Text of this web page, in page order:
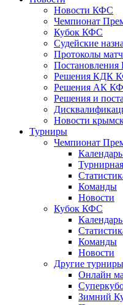
Новости КФС
Чемпионат
Кубок КФС
Судейские
Протоколы
Решения КДК
Решения АК
Решения и
Новости
Турниры
Чемпионат
Команды
Новости
Кубок КФС
Команды
Новости
Другие турниры
Онлайн
Зимний